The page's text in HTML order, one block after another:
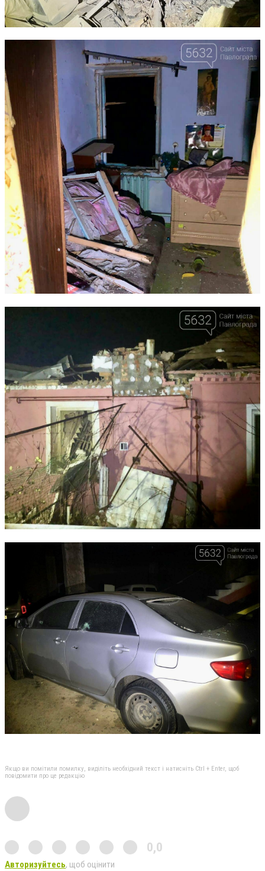
Якщо ви помітили помилку, виділіть необхідний текст і натисніть Ctrl + Enter, щоб
повідомити про це редакцію
0,0
Авторизуйтесь, щоб оцінити